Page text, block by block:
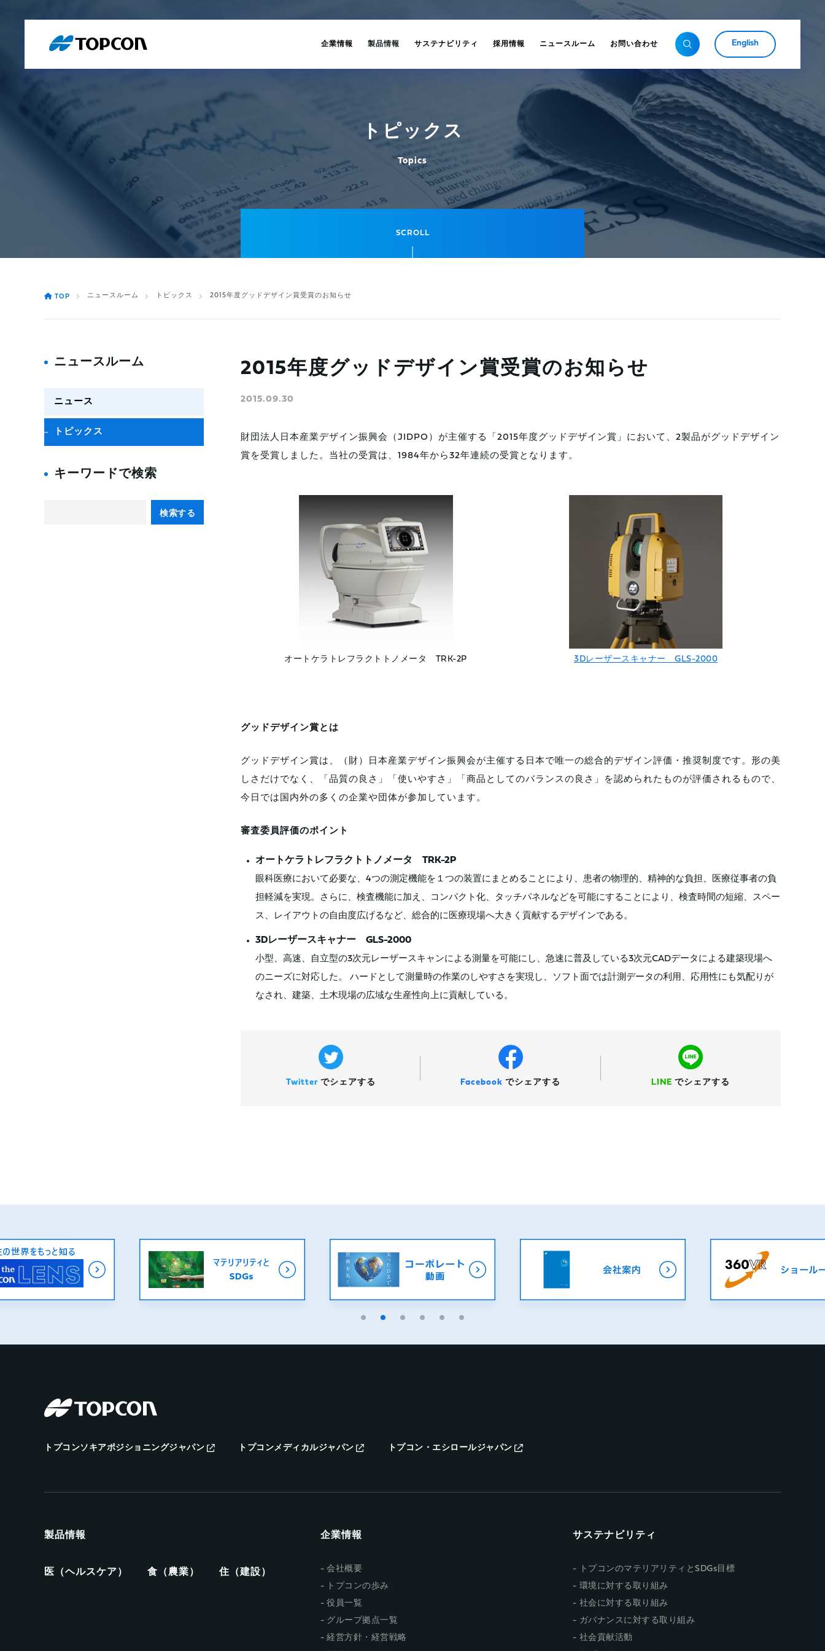
企業情報 製品情報 サステナビリティ 採用情報 ニュースルーム お問い合わせ English
トピックス
Topics
SCROLL
TOP ニュースルーム トピックス 2015年度グッドデザイン賞受賞のお知らせ
ニュースルーム
ニュース
トピックス
キーワードで検索
検索する
2015年度グッドデザイン賞受賞のお知らせ
2015.09.30
財団法人日本産業デザイン振興会（JIDPO）が主催する「2015年度グッドデザイン賞」において、2製品がグッドデザイン
賞を受賞しました。当社の受賞は、1984年から32年連続の受賞となります。
オートケラトレフラクトトノメータ TRK-2P 3Dレーザースキャナー GLS-2000
グッドデザイン賞とは
グッドデザイン賞は、（財）日本産業デザイン振興会が主催する日本で唯一の総合的デザイン評価・推奨制度です。形の美
しさだけでなく、「品質の良さ」「使いやすさ」「商品としてのバランスの良さ」を認められたものが評価されるもので、
今日では国内外の多くの企業や団体が参加しています。
審査委員評価のポイント
オートケラトレフラクトトノメータ TRK-2P
眼科医療において必要な、4つの測定機能を１つの装置にまとめることにより、患者の物理的、精神的な負担、医療従事者の負
担軽減を実現。さらに、検査機能に加え、コンパクト化、タッチパネルなどを可能にすることにより、検査時間の短縮、スペー
ス、レイアウトの自由度広げるなど、総合的に医療現場へ大きく貢献するデザインである。
3Dレーザースキャナー GLS-2000
小型、高速、自立型の3次元レーザースキャンによる測量を可能にし、急速に普及している3次元CADデータによる建築現場へ
のニーズに対応した。 ハードとして測量時の作業のしやすさを実現し、ソフト面では計測データの利用、応用性にも気配りが
なされ、建築、土木現場の広域な生産性向上に貢献している。
Twitterでシェアする Facebook でシェアする LINE でシェアする
トプコンソキアポジショニングジャパン トプコンメディカルジャパン トプコン・エシロールジャパン
製品情報
医（ヘルスケア） 食（農業） 住（建設）
企業情報
会社概要
トプコンの歩み
役員一覧
グループ拠点一覧
経営方針・経営戦略
サステナビリティ
トプコンのマテリアリティとSDGs目標
環境に対する取り組み
社会に対する取り組み
ガバナンスに対する取り組み
社会貢献活動